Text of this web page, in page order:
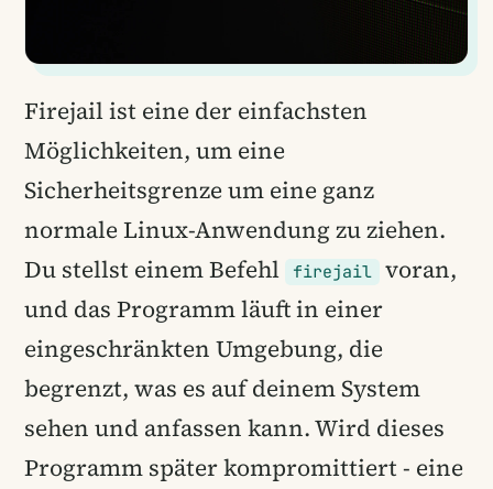
Firejail ist eine der einfachsten
Möglichkeiten, um eine
Sicherheitsgrenze um eine ganz
normale Linux-Anwendung zu ziehen.
Du stellst einem Befehl
firejail voran,
und das Programm läuft in einer
eingeschränkten Umgebung, die
begrenzt, was es auf deinem System
sehen und anfassen kann. Wird dieses
Programm später kompromittiert - eine